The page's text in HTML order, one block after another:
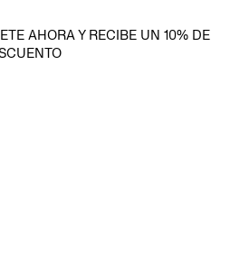
AHORA Y RECIBE UN 10% DE